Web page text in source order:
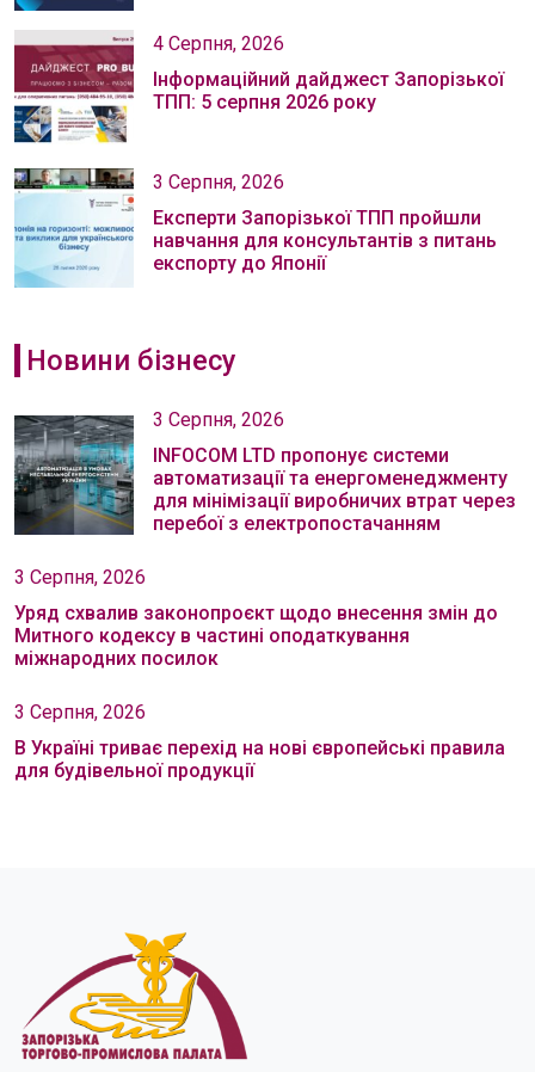
4 Серпня, 2026
Інформаційний дайджест Запорізької
ТПП: 5 серпня 2026 року
3 Серпня, 2026
Експерти Запорізької ТПП пройшли
навчання для консультантів з питань
експорту до Японії
Новини бізнесу
3 Серпня, 2026
INFOCOM LTD пропонує системи
автоматизації та енергоменеджменту
для мінімізації виробничих втрат через
перебої з електропостачанням
3 Серпня, 2026
Уряд схвалив законопроєкт щодо внесення змін до
Митного кодексу в частині оподаткування
міжнародних посилок
3 Серпня, 2026
В Україні триває перехід на нові європейські правила
для будівельної продукції